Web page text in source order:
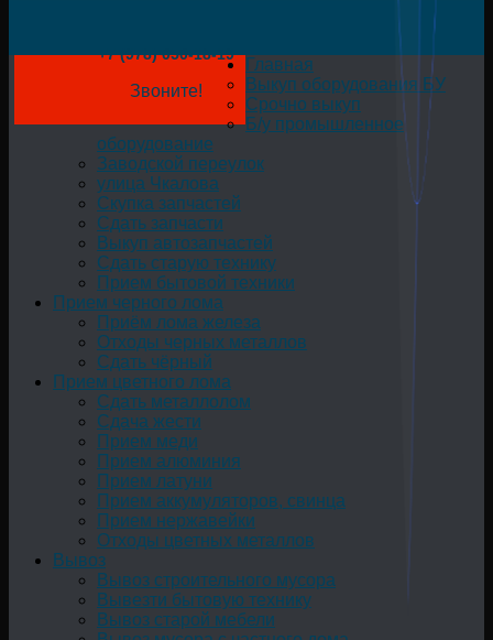
+7 (978) 050-18-19
Звоните!
Главная
Выкуп оборудования БУ
Срочно выкуп
Б/у промышленное
оборудование
Заводской переулок
улица Чкалова
Скупка запчастей
Сдать запчасти
Выкуп автозапчастей
Сдать старую технику
Прием бытовой техники
Прием черного лома
Приём лома железа
Отходы черных металлов
Сдать чёрный
Прием цветного лома
Сдать металлолом
Сдача жести
Прием меди
Прием алюминия
Прием латуни
Прием аккумуляторов, свинца
Прием нержавейки
Отходы цветных металлов
Вывоз
Вывоз строительного мусора
Вывезти бытовую технику
Вывоз старой мебели